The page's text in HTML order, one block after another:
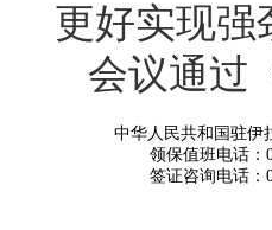
更好实现强
会议通过
中华人民共和国驻伊
领保值班电话：
签证咨询电话：